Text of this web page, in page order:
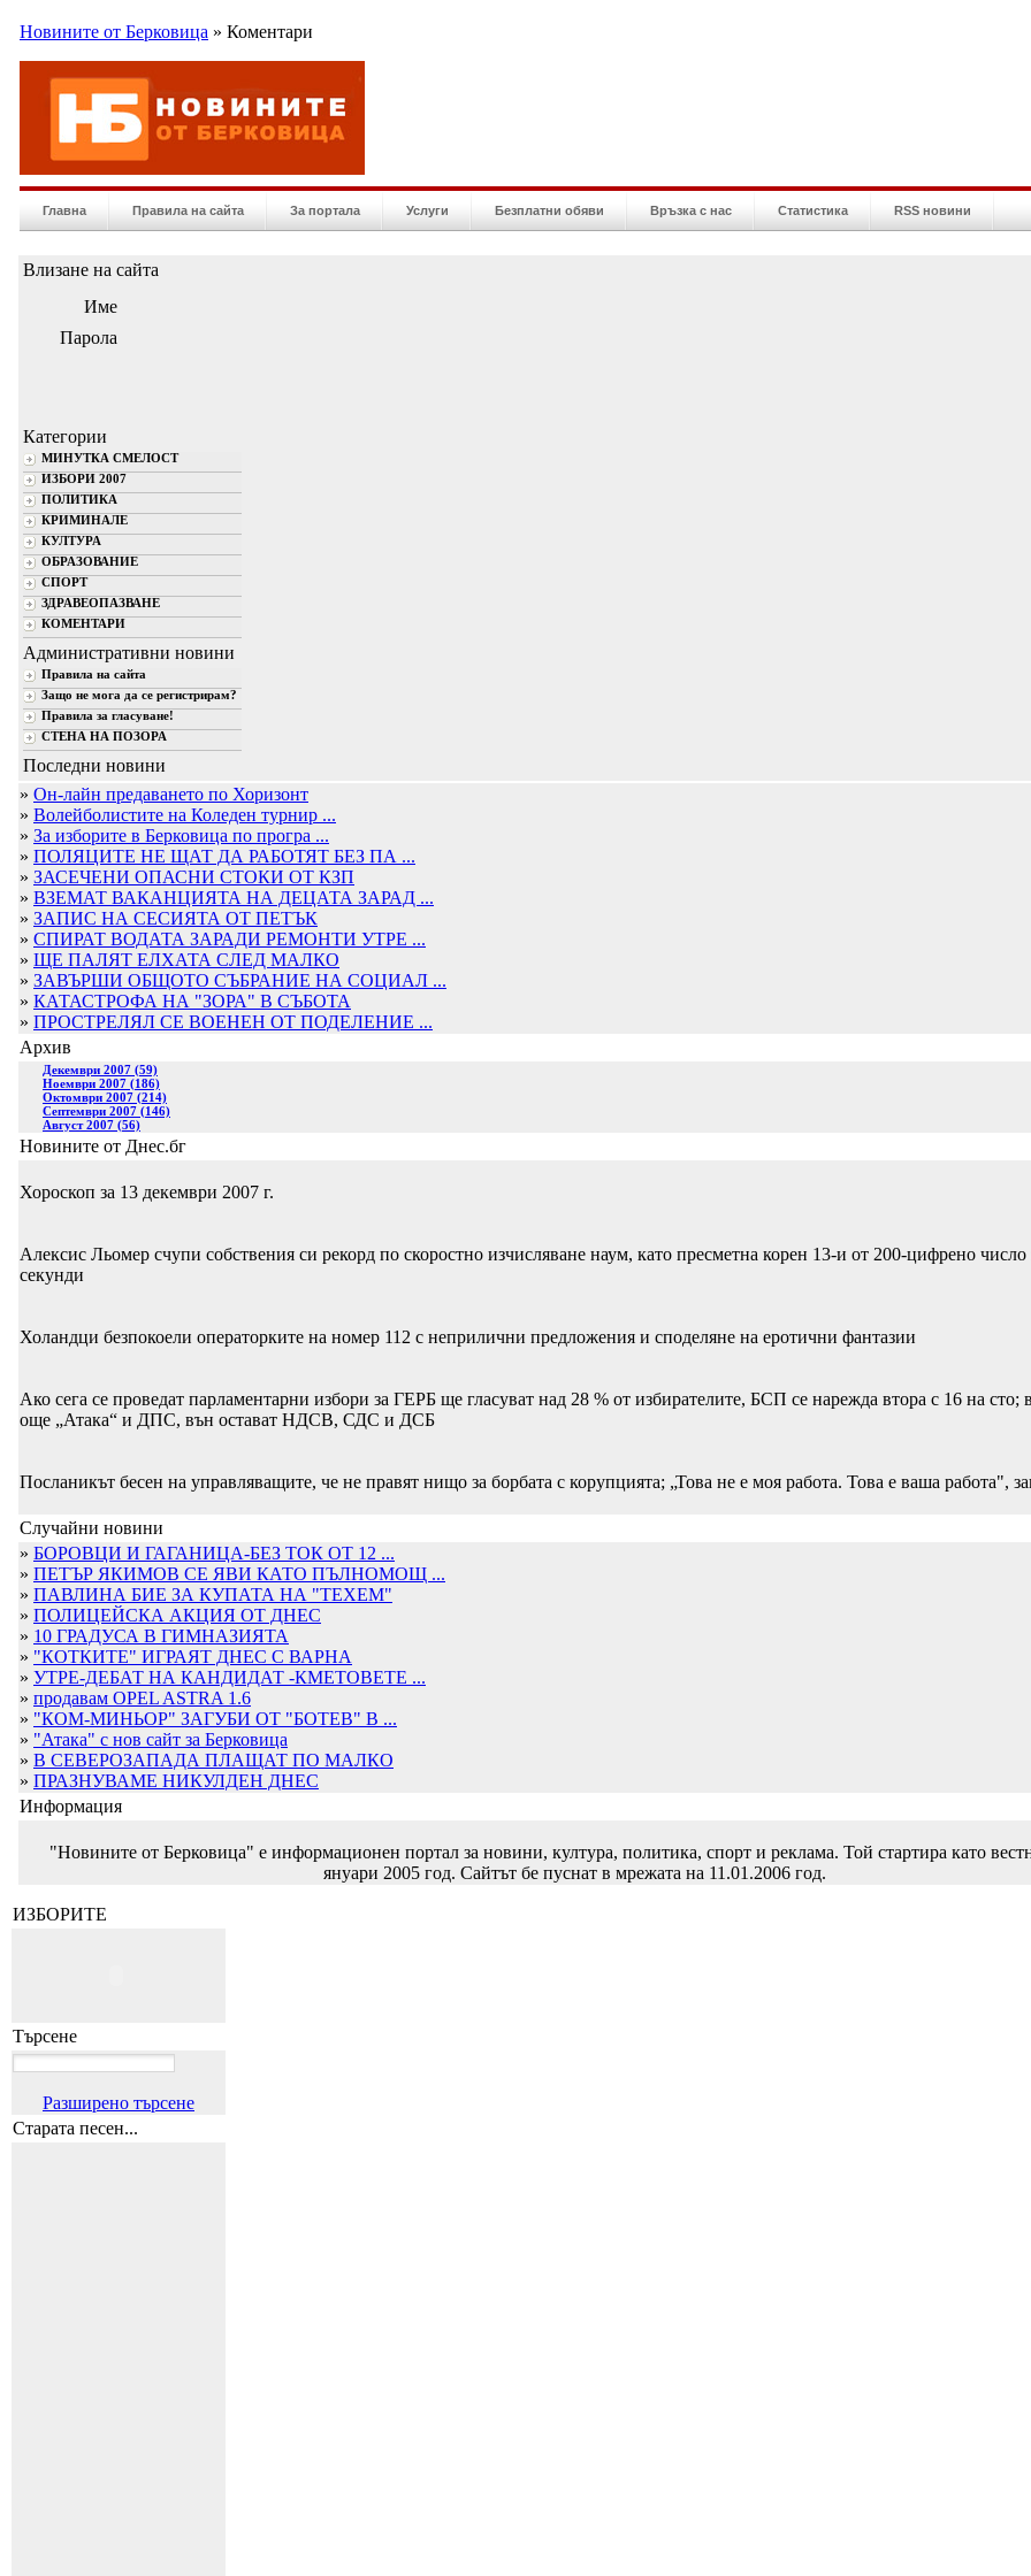
Новините от Берковица » Коментари
Главна Правила на сайта За портала Услуги Безплатни обяви Връзка с нас Статистика RSS новини
Влизане на сайта
Име
Парола
Категории
МИНУТКА СМЕЛОСТ
ИЗБОРИ 2007
ПОЛИТИКА
КРИМИНАЛЕ
КУЛТУРА
ОБРАЗОВАНИЕ
СПОРТ
ЗДРАВЕОПАЗВАНЕ
КОМЕНТАРИ
Административни новини
Правила на сайта
Защо не мога да се регистрирам?
Правила за гласуване!
СТЕНА НА ПОЗОРА
Последни новини
» Он-лайн предаването по Хоризонт
» Волейболистите на Коледен турнир ...
» За изборите в Берковица по програ ...
» ПОЛЯЦИТЕ НЕ ЩАТ ДА РАБОТЯТ БЕЗ ПА ...
» ЗАСЕЧЕНИ ОПАСНИ СТОКИ ОТ КЗП
» ВЗЕМАТ ВАКАНЦИЯТА НА ДЕЦАТА ЗАРАД ...
» ЗАПИС НА СЕСИЯТА ОТ ПЕТЪК
» СПИРАТ ВОДАТА ЗАРАДИ РЕМОНТИ УТРЕ ...
» ЩЕ ПАЛЯТ ЕЛХАТА СЛЕД МАЛКО
» ЗАВЪРШИ ОБЩОТО СЪБРАНИЕ НА СОЦИАЛ ...
» КАТАСТРОФА НА "ЗОРА" В СЪБОТА
» ПРОСТРЕЛЯЛ СЕ ВОЕНЕН ОТ ПОДЕЛЕНИЕ ...
Архив
Декември 2007 (59)
Ноември 2007 (186)
Октомври 2007 (214)
Септември 2007 (146)
Август 2007 (56)
Новините от Днес.бг
Хороскоп за 13 декември 2007 г.
Алексис Льомер счупи собствения си рекорд по скоростно изчисляване наум, като пресметна корен 13-и от 200-цифрено число
секунди
Холандци безпокоели операторките на номер 112 с неприлични предложения и споделяне на еротични фантазии
Ако сега се проведат парламентарни избори за ГЕРБ ще гласуват над 28 % от избирателите, БСП се нарежда втора с 16 на сто;
още „Атака“ и ДПС, вън остават НДСВ, СДС и ДСБ
Посланикът бесен на управляващите, че не правят нищо за борбата с корупцията; „Това не е моя работа. Това е ваша работа",
Случайни новини
» БОРОВЦИ И ГАГАНИЦА-БЕЗ ТОК ОТ 12 ...
» ПЕТЪР ЯКИМОВ СЕ ЯВИ КАТО ПЪЛНОМОЩ ...
» ПАВЛИНА БИЕ ЗА КУПАТА НА "ТЕХЕМ"
» ПОЛИЦЕЙСКА АКЦИЯ ОТ ДНЕС
» 10 ГРАДУСА В ГИМНАЗИЯТА
» "КОТКИТЕ" ИГРАЯТ ДНЕС С ВАРНА
» УТРЕ-ДЕБАТ НА КАНДИДАТ -КМЕТОВЕТЕ ...
» продавам OPEL ASTRA 1.6
» "КОМ-МИНЬОР" ЗАГУБИ ОТ "БОТЕВ" В ...
» "Атака" с нов сайт за Берковица
» В СЕВЕРОЗАПАДА ПЛАЩАТ ПО МАЛКО
» ПРАЗНУВАМЕ НИКУЛДЕН ДНЕС
Информация
"Новините от Берковица" е информационен портал за новини, култура, политика, спорт и реклама. Той стартира като
януари 2005 год. Сайтът бе пуснат в мрежата на 11.01.2006 год.
ИЗБОРИТЕ
Търсене
Разширено търсене
Старата песен...